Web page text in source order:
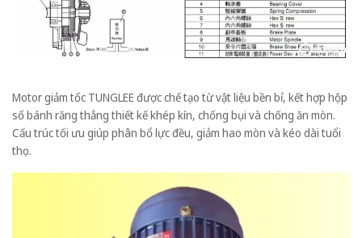
Motor giảm tốc TUNGLEE được chế tạo từ vật liệu bền bỉ, kết hợp hộp
số bánh răng thẳng thiết kế khép kín, chống bụi và chống ăn mòn.
Cấu trúc tối ưu giúp phân bổ lực đều, giảm hao mòn và kéo dài tuổi
thọ.